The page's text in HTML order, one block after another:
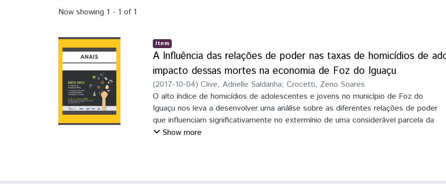
Now showing 1 - 1 of 1
Item
A Influência das relações de poder nas taxas de homicídios de
impacto dessas mortes na economia de Foz do Iguaçu
(2017-10-04) Clive, Adrielle Saldanha; Crocetti, Zeno Soares
O alto índice de homicídios de adolescentes e jovens no município de Foz do
Iguaçu nos leva a desenvolver uma análise sobre as diferentes relações de poder
que influenciam significativamente no extermínio de uma considerável parcela da
população com capacidade economicamente ativa.
fragilizada, bem como a precarização no que tange o acesso às políticas públicas
Show more